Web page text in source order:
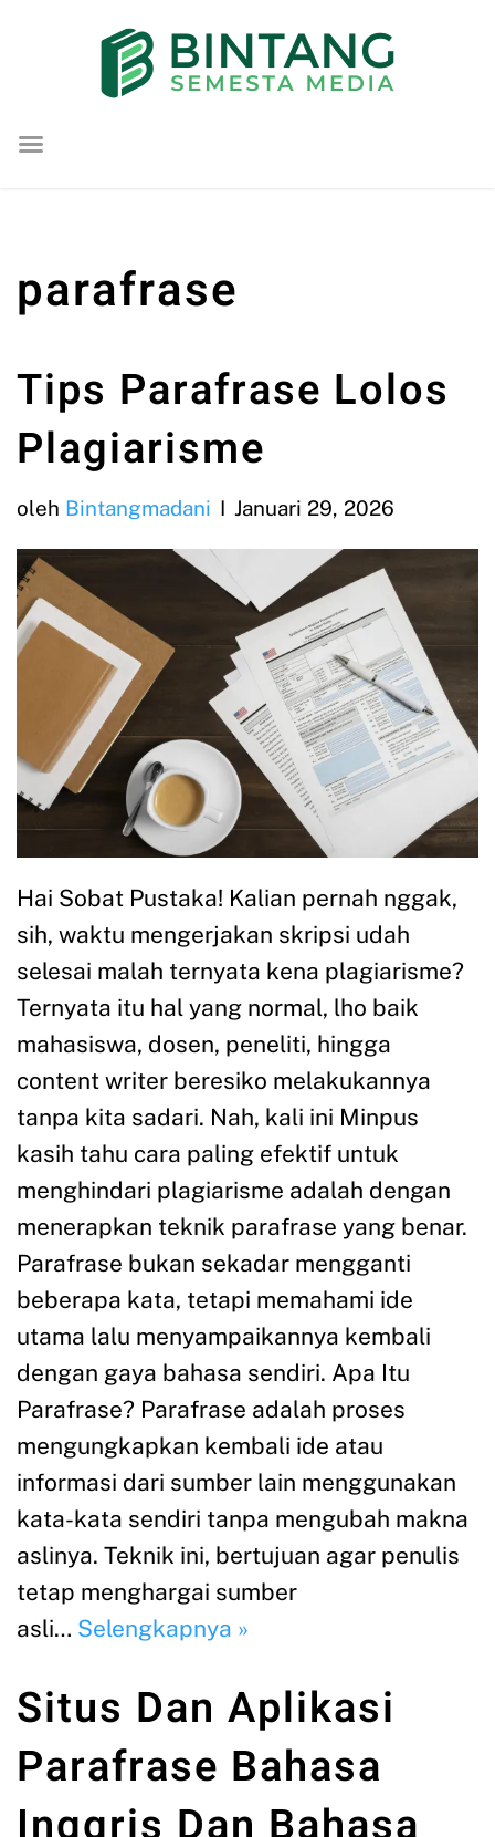
konten
parafrase
Tips Parafrase Lolos
Plagiarisme
oleh Bintangmadani Januari 29, 2026
Hai Sobat Pustaka! Kalian pernah nggak,
sih, waktu mengerjakan skripsi udah
selesai malah ternyata kena plagiarisme?
Ternyata itu hal yang normal, lho baik
mahasiswa, dosen, peneliti, hingga
content writer beresiko melakukannya
tanpa kita sadari. Nah, kali ini Minpus
kasih tahu cara paling efektif untuk
menghindari plagiarisme adalah dengan
menerapkan teknik parafrase yang benar.
Parafrase bukan sekadar mengganti
beberapa kata, tetapi memahami ide
utama lalu menyampaikannya kembali
dengan gaya bahasa sendiri. Apa Itu
Parafrase? Parafrase adalah proses
mengungkapkan kembali ide atau
informasi dari sumber lain menggunakan
kata-kata sendiri tanpa mengubah makna
aslinya. Teknik ini, bertujuan agar penulis
tetap menghargai sumber
asli… Selengkapnya »
Situs Dan Aplikasi
Parafrase Bahasa